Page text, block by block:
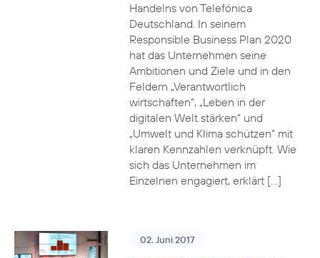
Handelns von Telefónica
Deutschland. In seinem
Responsible Business Plan 2020
hat das Unternehmen seine
Ambitionen und Ziele und in den
Feldern „Verantwortlich
wirtschaften“, „Leben in der
digitalen Welt stärken“ und
„Umwelt und Klima schützen“ mit
klaren Kennzahlen verknüpft. Wie
sich das Unternehmen im
Einzelnen engagiert, erklärt […]
02. Juni 2017